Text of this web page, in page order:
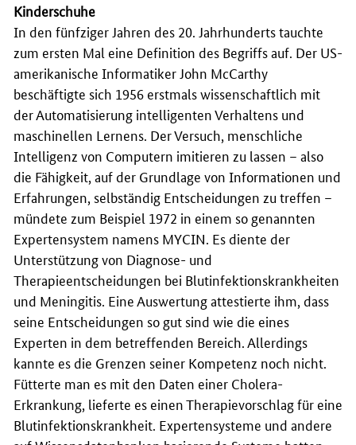
Kinderschuhe
In den fünfziger Jahren des 20. Jahrhunderts tauchte
zum ersten Mal eine Definition des Begriffs auf. Der US-
amerikanische Informatiker John McCarthy
beschäftigte sich 1956 erstmals wissenschaftlich mit
der Automatisierung intelligenten Verhaltens und
maschinellen Lernens. Der Versuch, menschliche
Intelligenz von Computern imitieren zu lassen – also
die Fähigkeit, auf der Grundlage von Informationen und
Erfahrungen, selbständig Entscheidungen zu treffen –
mündete zum Beispiel 1972 in einem so genannten
Expertensystem namens MYCIN. Es diente der
Unterstützung von Diagnose- und
Therapieentscheidungen bei Blutinfektionskrankheiten
und Meningitis. Eine Auswertung attestierte ihm, dass
seine Entscheidungen so gut sind wie die eines
Experten in dem betreffenden Bereich. Allerdings
kannte es die Grenzen seiner Kompetenz noch nicht.
Fütterte man es mit den Daten einer Cholera-
Erkrankung, lieferte es einen Therapievorschlag für eine
Blutinfektionskrankheit. Expertensysteme und andere